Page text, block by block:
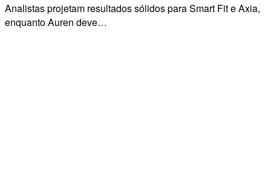
Analistas projetam resultados sólidos para Smart Fit e Axia,
enquanto Auren deve…